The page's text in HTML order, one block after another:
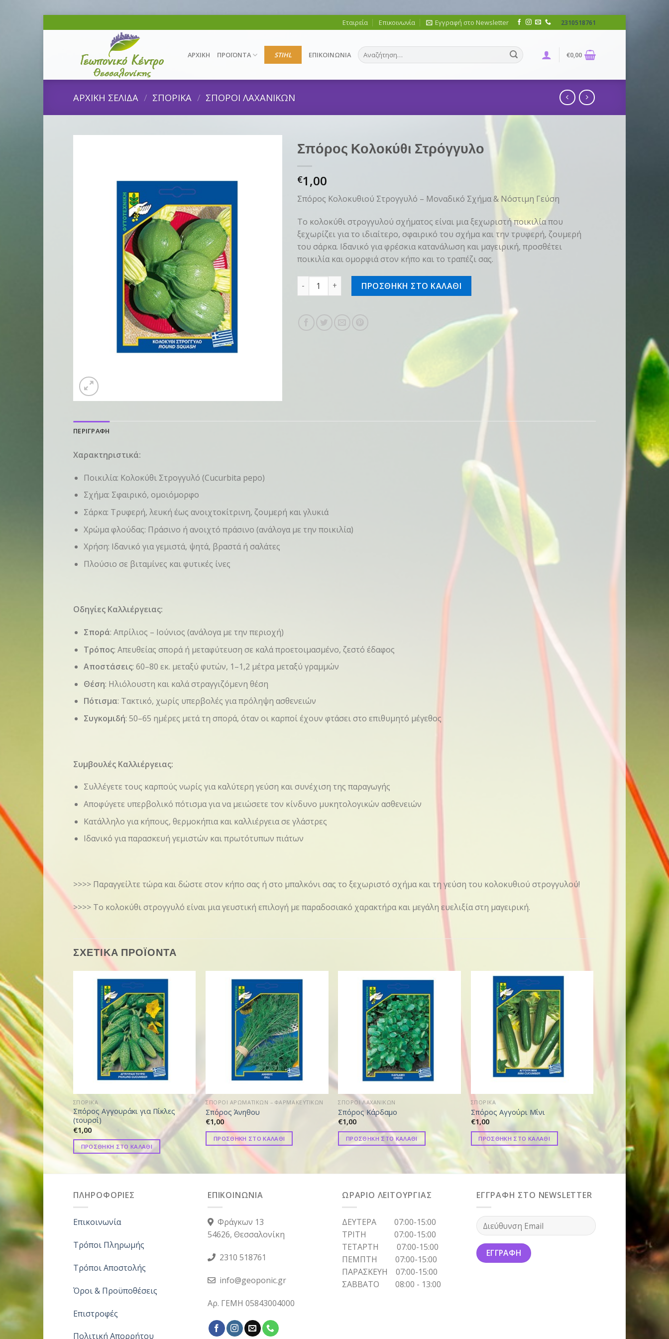
to
Εταιρεία Επικοινωνία Εγγραφή στο Newsletter 2310518761
ΑΡΧΙΚΗ ΠΡΟΪΟΝΤΑ STIHL ΕΠΙΚΟΙΝΩΝΙΑ
Αναζήτηση
για:
€0,00
ΑΡΧΙΚΗ ΣΕΛΙΔΑ / ΣΠΟΡΙΚΑ / ΣΠΟΡΟΙ ΛΑΧΑΝΙΚΩΝ
Σπόρος Κολοκύθι Στρόγγυλο
€1,00
Σπόρος Κολοκυθιού Στρογγυλό – Μοναδικό Σχήμα & Νόστιμη Γεύση
Το κολοκύθι στρογγυλού σχήματος είναι μια ξεχωριστή ποικιλία που
ξεχωρίζει για το ιδιαίτερο, σφαιρικό του σχήμα και την τρυφερή, ζουμερή
του σάρκα. Ιδανικό για φρέσκια κατανάλωση και μαγειρική, προσθέτει
ποικιλία και ομορφιά στον κήπο και το τραπέζι σας.
Σπόρος Κολοκύθι Στρόγγυλο ποσότητα
ΠΡΟΣΘΗΚΗ ΣΤΟ ΚΑΛΑΘΙ
ΠΕΡΙΓΡΑΦΗ
Χαρακτηριστικά:
Ποικιλία: Κολοκύθι Στρογγυλό (Cucurbita pepo)
Σχήμα: Σφαιρικό, ομοιόμορφο
Σάρκα: Τρυφερή, λευκή έως ανοιχτοκίτρινη, ζουμερή και γλυκιά
Χρώμα φλούδας: Πράσινο ή ανοιχτό πράσινο (ανάλογα με την ποικιλία)
Χρήση: Ιδανικό για γεμιστά, ψητά, βραστά ή σαλάτες
Πλούσιο σε βιταμίνες και φυτικές ίνες
Οδηγίες Καλλιέργειας:
Σπορά: Απρίλιος – Ιούνιος (ανάλογα με την περιοχή)
Τρόπος: Απευθείας σπορά ή μεταφύτευση σε καλά προετοιμασμένο, ζεστό έδαφος
Αποστάσεις: 60–80 εκ. μεταξύ φυτών, 1–1,2 μέτρα μεταξύ γραμμών
Θέση: Ηλιόλουστη και καλά στραγγιζόμενη θέση
Πότισμα: Τακτικό, χωρίς υπερβολές για πρόληψη ασθενειών
Συγκομιδή: 50–65 ημέρες μετά τη σπορά, όταν οι καρποί έχουν φτάσει στο επιθυμητό μέγεθος
Συμβουλές Καλλιέργειας:
Συλλέγετε τους καρπούς νωρίς για καλύτερη γεύση και συνέχιση της παραγωγής
Αποφύγετε υπερβολικό πότισμα για να μειώσετε τον κίνδυνο μυκητολογικών ασθενειών
Κατάλληλο για κήπους, θερμοκήπια και καλλιέργεια σε γλάστρες
Ιδανικό για παρασκευή γεμιστών και πρωτότυπων πιάτων
>>>> Παραγγείλτε τώρα και δώστε στον κήπο σας ή στο μπαλκόνι σας το ξεχωριστό σχήμα και τη γεύση του κολοκυθιού στρογγυλού!
>>>> Το κολοκύθι στρογγυλό είναι μια γευστική επιλογή με παραδοσιακό χαρακτήρα και μεγάλη ευελιξία στη μαγειρική.
ΣΧΕΤΙΚΑ ΠΡΟΪΟΝΤΑ
ΣΠΟΡΙΚΑ
Σπόρος Αγγουράκι για Πίκλες
(τουρσί)
€1,00
ΠΡΟΣΘΗΚΗ ΣΤΟ ΚΑΛΑΘΙ
ΣΠΟΡΟΙ ΑΡΩΜΑΤΙΚΩΝ – ΦΑΡΜΑΚΕΥΤΙΚΩΝ
Σπόρος Άνηθου
€1,00
ΠΡΟΣΘΗΚΗ ΣΤΟ ΚΑΛΑΘΙ
ΣΠΟΡΟΙ ΛΑΧΑΝΙΚΩΝ
Σπόρος Κάρδαμο
€1,00
ΠΡΟΣΘΗΚΗ ΣΤΟ ΚΑΛΑΘΙ
ΣΠΟΡΙΚΑ
Σπόρος Αγγούρι Μίνι
€1,00
ΠΡΟΣΘΗΚΗ ΣΤΟ ΚΑΛΑΘΙ
ΣΠΟΡΟΙ ΛΑΧΑΝΙΚΩΝ
Σπόρος Βλήτο
ΠΛΗΡΟΦΟΡΙΕΣ
Επικοινωνία
Τρόποι Πληρωμής
Τρόποι Αποστολής
Όροι & Προϋποθέσεις
Επιστροφές
Πολιτική Απορρήτου
ΕΠΙΚΟΙΝΩΝΙΑ
Φράγκων 13
54626, Θεσσαλονίκη
2310 518761
info@geoponic.gr
Αρ. ΓΕΜΗ 05843004000
ΩΡΑΡΙΟ ΛΕΙΤΟΥΡΓΙΑΣ
ΔΕΥΤΕΡΑ 07:00-15:00
ΤΡΙΤΗ 07:00-15:00
ΤΕΤΑΡΤΗ 07:00-15:00
ΠΕΜΠΤΗ 07:00-15:00
ΠΑΡΑΣΚΕΥΗ 07:00-15:00
ΣΑΒΒΑΤΟ 08:00 - 13:00
ΕΓΓΡΑΦΗ ΣΤΟ NEWSLETTER